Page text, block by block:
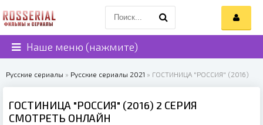
Наше меню (нажмите)
Русские сериалы » Русские сериалы 2021 » ГОСТИНИЦА "РОССИЯ" (2016)
ГОСТИНИЦА "РОССИЯ" (2016) 2 СЕРИЯ
СМОТРЕТЬ ОНЛАЙН